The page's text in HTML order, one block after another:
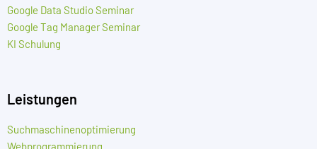
Google Data Studio Seminar
Google Tag Manager Seminar
KI Schulung
Leistungen
Suchmaschinenoptimierung
Webprogrammierung